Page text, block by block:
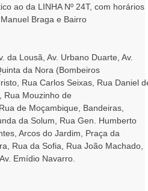
ao da LINHA Nº 24T, com horários
Braga e Bairro
da Lousã, Av. Urbano Duarte, Av.
da Nora (Bombeiros
Rua Carlos Seixas, Rua Daniel
Rua Mouzinho de
de Moçambique, Bandeiras,
da Solum, Rua Gen. Humberto
Arcos do Jardim, Praça da
Rua da Sofia, Rua João Machado,
Emídio Navarro.